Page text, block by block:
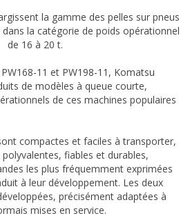
la gamme des pelles sur pneus
la catégorie de poids opérationnel
de 16 à 20 t.
11 et PW198-11, Komatsu
de modèles à queue courte,
de ces machines populaires
compactes et faciles à transporter,
fiables et durables,
les plus fréquemment exprimées
à leur développement. Les deux
précisément adaptées à
mises en service.